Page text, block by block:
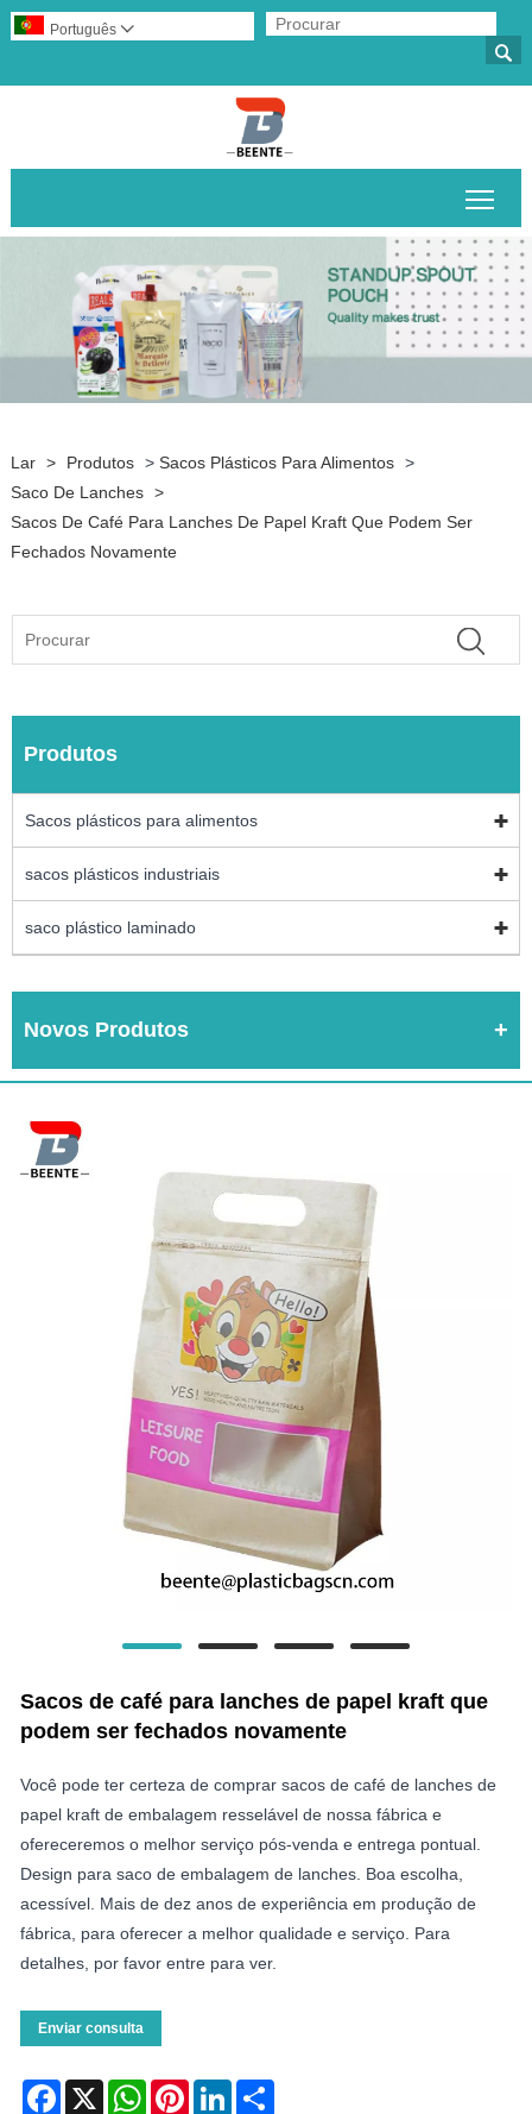

Português 
Lar > Produtos > Sacos Plásticos Para Alimentos >
Saco De Lanches >
Sacos De Café Para Lanches De Papel Kraft Que Podem Ser
Fechados Novamente
Produtos
Sacos plásticos para alimentos
sacos plásticos industriais
saco plástico laminado
Novos Produtos
Sacos de café para lanches de papel kraft que
podem ser fechados novamente
Você pode ter certeza de comprar sacos de café de lanches de
papel kraft de embalagem resselável de nossa fábrica e
ofereceremos o melhor serviço pós-venda e entrega pontual.
Design para saco de embalagem de lanches. Boa escolha,
acessível. Mais de dez anos de experiência em produção de
fábrica, para oferecer a melhor qualidade e serviço. Para
detalhes, por favor entre para ver.
Enviar consulta
Facebook
X WhatsAppPinterestLinkedIn